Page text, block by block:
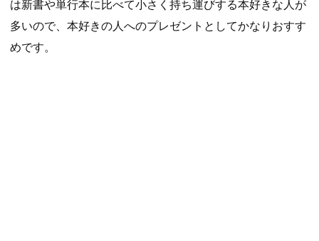
は新書や単行本に比べて小さく持ち運びする本好きな人が
多いので、本好きの人へのプレゼントとしてかなりおすす
めです。